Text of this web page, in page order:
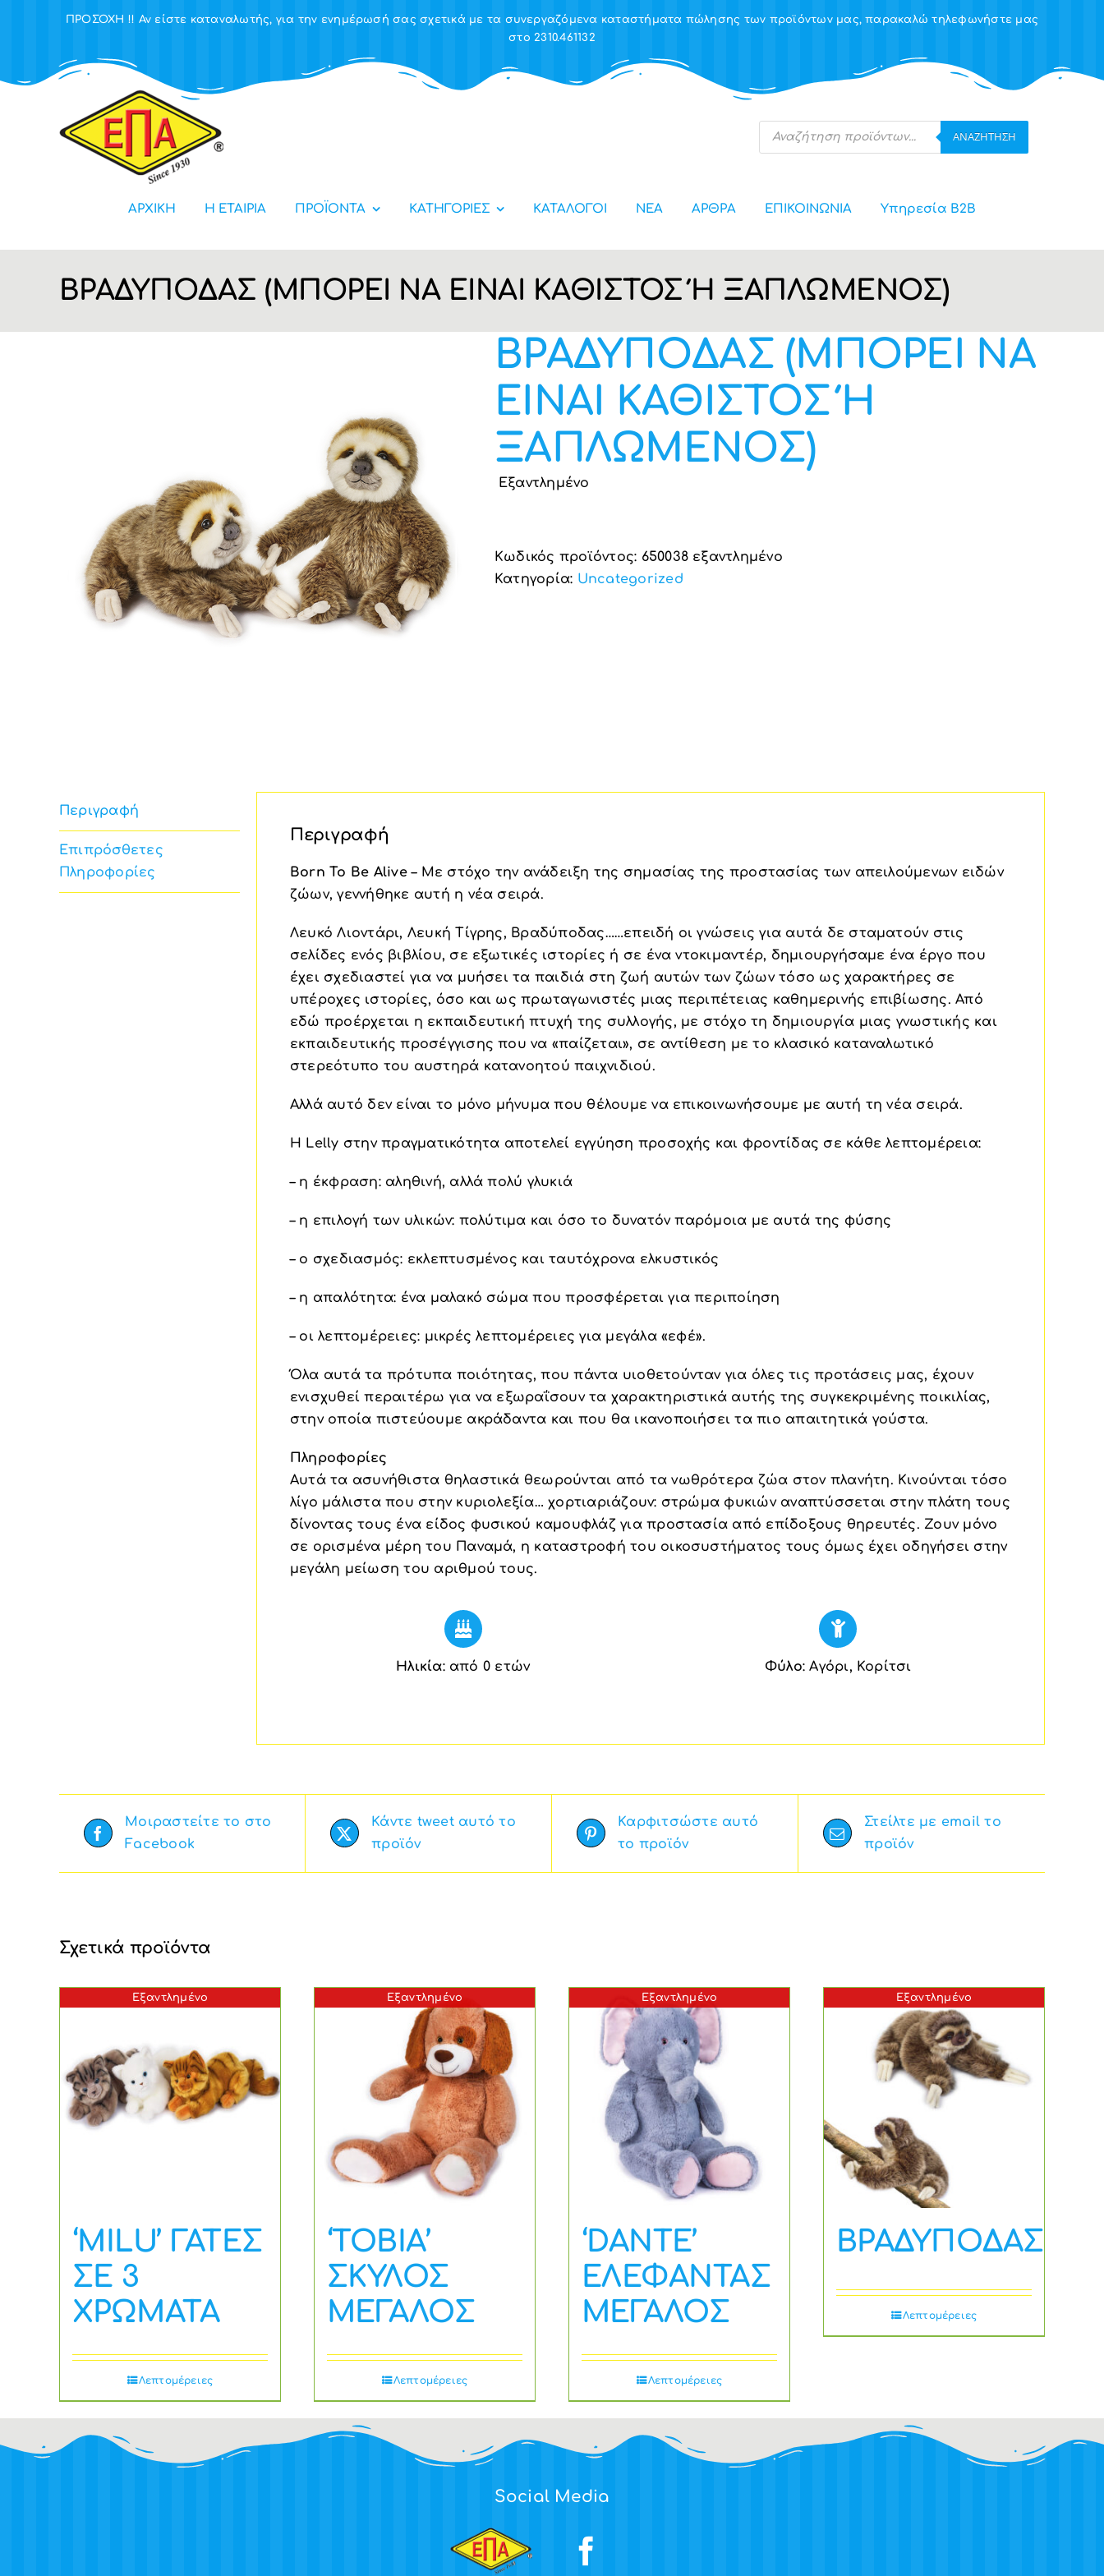
ΠΡΟΣΟΧΗ !! Αν είστε καταναλωτής, για την ενημέρωσή σας σχετικά με τα συνεργαζόμενα καταστήματα πώλησης των προϊόντων μας, παρακαλώ τηλεφωνήστε μας
στο 2310.461132
Products
search
ΑΝΑΖΉΤΗΣΗ
ΑΡΧΙΚΗ Η ΕΤΑΙΡΙΑ ΠΡΟΪΟΝΤΑ ΚΑΤΗΓΟΡΙΕΣ ΚΑΤΑΛΟΓΟΙ ΝΕΑ ΑΡΘΡΑ ΕΠΙΚΟΙΝΩΝΙΑ Υπηρεσία Β2Β
ΒΡΑΔΥΠΟΔΑΣ (ΜΠΟΡΕΙ ΝΑ ΕΙΝΑΙ ΚΑΘΙΣΤΟΣ Ή ΞΑΠΛΩΜΕΝΟΣ)
ΒΡΑΔΥΠΟΔΑΣ (ΜΠΟΡΕΙ ΝΑ
ΕΙΝΑΙ ΚΑΘΙΣΤΟΣ Ή
ΞΑΠΛΩΜΕΝΟΣ)
Εξαντλημένο
Κωδικός προϊόντος: 650038 εξαντλημένο
Κατηγορία: Uncategorized
Περιγραφή
Επιπρόσθετες
Πληροφορίες
Περιγραφή
Born To Be Alive– Με στόχο την ανάδειξη της σημασίας της προστασίας των απειλούμενων ειδών
ζώων, γεννήθηκε αυτή η νέα σειρά.
Λευκό Λιοντάρι, Λευκή Τίγρης, Βραδύποδας……επειδή οι γνώσεις για αυτά δε σταματούν στις
σελίδες ενός βιβλίου, σε εξωτικές ιστορίες ή σε ένα ντοκιμαντέρ, δημιουργήσαμε ένα έργο που
έχει σχεδιαστεί για να μυήσει τα παιδιά στη ζωή αυτών των ζώων τόσο ως χαρακτήρες σε
υπέροχες ιστορίες, όσο και ως πρωταγωνιστές μιας περιπέτειας καθημερινής επιβίωσης. Από
εδώ προέρχεται η εκπαιδευτική πτυχή της συλλογής, με στόχο τη δημιουργία μιας γνωστικής και
εκπαιδευτικής προσέγγισης που να «παίζεται», σε αντίθεση με το κλασικό καταναλωτικό
στερεότυπο του αυστηρά κατανοητού παιχνιδιού.
Αλλά αυτό δεν είναι το μόνο μήνυμα που θέλουμε να επικοινωνήσουμε με αυτή τη νέα σειρά.
Η Lelly στην πραγματικότητα αποτελεί εγγύηση προσοχής και φροντίδας σε κάθε λεπτομέρεια:
– η έκφραση: αληθινή, αλλά πολύ γλυκιά
– η επιλογή των υλικών: πολύτιμα και όσο το δυνατόν παρόμοια με αυτά της φύσης
– ο σχεδιασμός: εκλεπτυσμένος και ταυτόχρονα ελκυστικός
– η απαλότητα: ένα μαλακό σώμα που προσφέρεται για περιποίηση
– οι λεπτομέρειες: μικρές λεπτομέρειες για μεγάλα «εφέ».
Όλα αυτά τα πρότυπα ποιότητας, που πάντα υιοθετούνταν για όλες τις προτάσεις μας, έχουν
ενισχυθεί περαιτέρω για να εξωραΐσουν τα χαρακτηριστικά αυτής της συγκεκριμένης ποικιλίας,
στην οποία πιστεύουμε ακράδαντα και που θα ικανοποιήσει τα πιο απαιτητικά γούστα.
Πληροφορίες
Αυτά τα ασυνήθιστα θηλαστικά θεωρούνται από τα νωθρότερα ζώα στον πλανήτη. Κινούνται τόσο
λίγο μάλιστα που στην κυριολεξία… χορτιαριάζουν: στρώμα φυκιών αναπτύσσεται στην πλάτη τους
δίνοντας τους ένα είδος φυσικού καμουφλάζ για προστασία από επίδοξους θηρευτές. Ζουν μόνο
σε ορισμένα μέρη του Παναμά, η καταστροφή του οικοσυστήματος τους όμως έχει οδηγήσει στην
μεγάλη μείωση του αριθμού τους.
Ηλικία: από 0 ετών Φύλο: Αγόρι, Κορίτσι
Μοιραστείτε το στο
Facebook
Κάντε tweet αυτό το
προϊόν
Καρφιτσώστε αυτό
το προϊόν
Στείλτε με email το
προϊόν
Σχετικά προϊόντα
Εξαντλημένο
‘MILU’ ΓΑΤΕΣ
ΣΕ 3
ΧΡΩΜΑΤΑ
Λεπτομέρειες
Εξαντλημένο
‘TOBIA’
ΣΚΥΛΟΣ
ΜΕΓΑΛΟΣ
Λεπτομέρειες
Εξαντλημένο
‘DANTE’
ΕΛΕΦΑΝΤΑΣ
ΜΕΓΑΛΟΣ
Λεπτομέρειες
Εξαντλημένο
ΒΡΑΔΥΠΟΔΑΣ
Λεπτομέρειες
Social Media